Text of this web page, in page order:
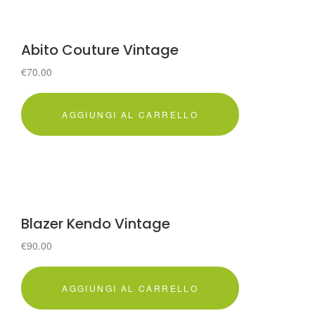
Abito Couture Vintage
€70.00
AGGIUNGI AL CARRELLO
Blazer Kendo Vintage
€90.00
AGGIUNGI AL CARRELLO